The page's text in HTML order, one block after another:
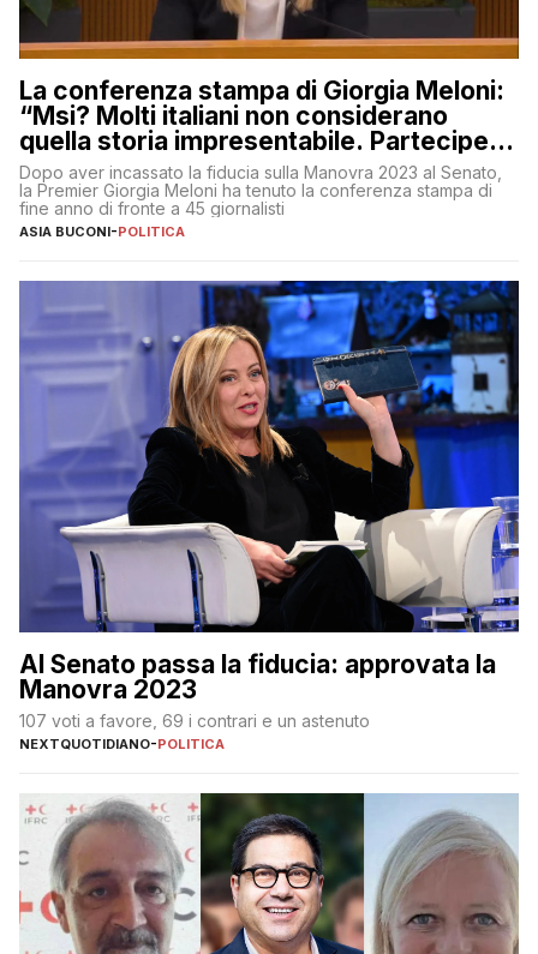
La conferenza stampa di Giorgia Meloni:
“Msi? Molti italiani non considerano
quella storia impresentabile. Parteciperò
al 25 aprile”
Dopo aver incassato la fiducia sulla Manovra 2023 al Senato,
la Premier Giorgia Meloni ha tenuto la conferenza stampa di
fine anno di fronte a 45 giornalisti
ASIA BUCONI-POLITICA
Al Senato passa la fiducia: approvata la
Manovra 2023
107 voti a favore, 69 i contrari e un astenuto
NEXTQUOTIDIANO-POLITICA